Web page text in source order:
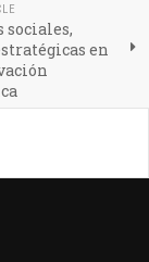
sociales,
en